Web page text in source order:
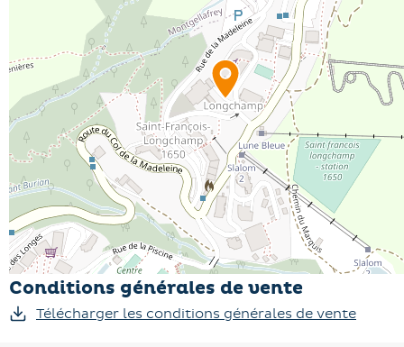
Conditions générales de vente
Télécharger les conditions générales de vente